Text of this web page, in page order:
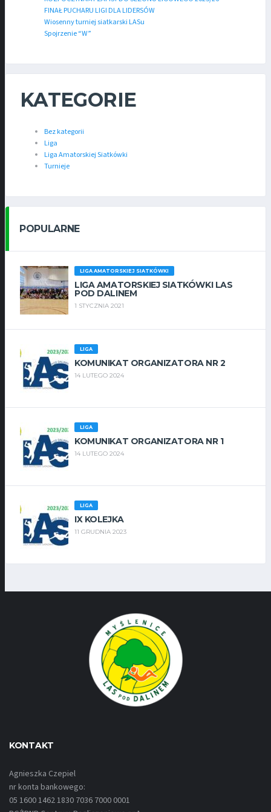
FINAŁ PUCHARU LIGI DLA LIDERSÓW
Wiosenny turniej siatkarski LASu
Spojrzenie “W”
KATEGORIE
Bez kategorii
Liga
Liga Amatorskiej Siatkówki
Turnieje
POPULARNE
LIGA AMATORSKIEJ SIATKÓWKI
LIGA AMATORSKIEJ SIATKÓWKI LAS
POD DALINEM
1 STYCZNIA 2021
LIGA
KOMUNIKAT ORGANIZATORA NR 2
14 LUTEGO 2024
LIGA
KOMUNIKAT ORGANIZATORA NR 1
14 LUTEGO 2024
LIGA
IX KOLEJKA
11 GRUDNIA 2023
KONTAKT
Agnieszka Czepiel
nr konta bankowego:
05 1600 1462 1830 7036 7000 0001